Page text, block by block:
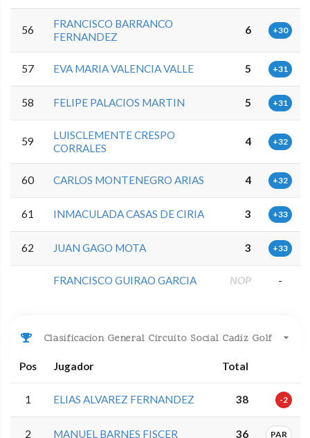
56
FRANCISCO BARRANCO
FERNANDEZ
6 +30
57 EVA MARIA VALENCIA VALLE 5 +31
58 FELIPE PALACIOS MARTIN 5 +31
59
LUISCLEMENTE CRESPO
CORRALES
4 +32
60 CARLOS MONTENEGRO ARIAS 4 +32
61 INMACULADA CASAS DE CIRIA 3 +33
62 JUAN GAGO MOTA 3 +33
FRANCISCO GUIRAO GARCIA NOP -
Clasificacion General Circuito Social Cadiz Golf
Pos Jugador Total
1 ELIAS ALVAREZ FERNANDEZ 38 -2
2 MANUEL BARNES FISCER 36 PAR